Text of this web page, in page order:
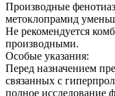
Производные
метоклопрамид
Не рекомендуется
производными.
Особые указания:
Перед назначением
связанных с
полное исследование